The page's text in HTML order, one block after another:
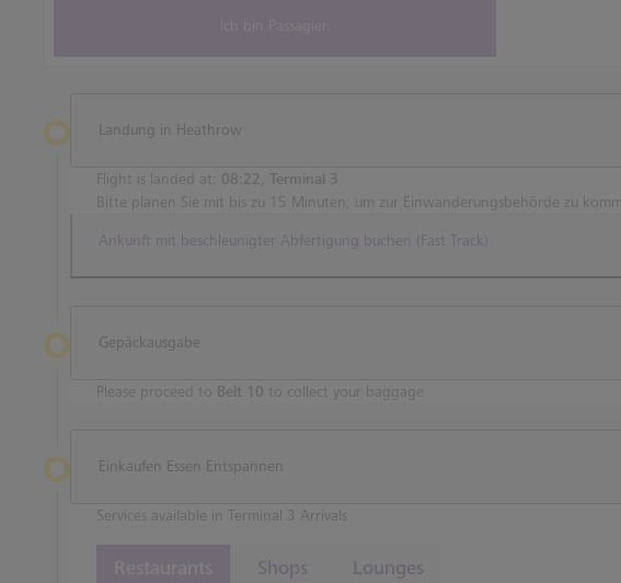
Landung in Heathrow
Flight is landed at: 08:22, Terminal 3
Bitte planen Sie mit bis zu 15 Minuten, um zur Einwanderungsbehörde zu
Ankunft mit beschleunigter Abfertigung buchen (Fast Track)
Gepäckausgabe
Please proceed to Belt 10 to collect your baggage
Einkaufen Essen Entspannen
Services available in Terminal 3 Arrivals
Shops Lounges